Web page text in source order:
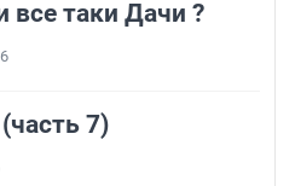
все таки Дачи ?
7)